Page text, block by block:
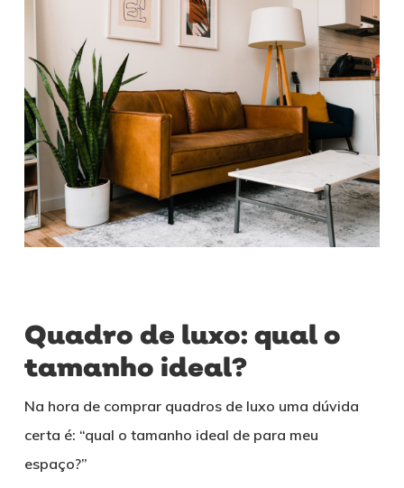
Quadro de luxo: qual o
tamanho ideal?
Na hora de comprar quadros de luxo uma dúvida
certa é: “qual o tamanho ideal de para meu
espaço?”